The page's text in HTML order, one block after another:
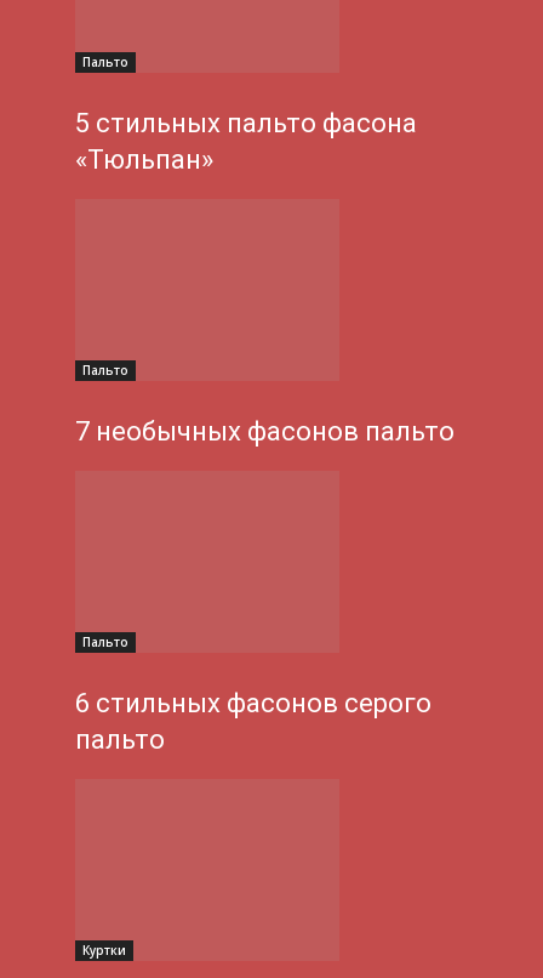
Пальто
5 стильных пальто фасона
«Тюльпан»
Пальто
7 необычных фасонов пальто
Пальто
6 стильных фасонов серого
пальто
Куртки